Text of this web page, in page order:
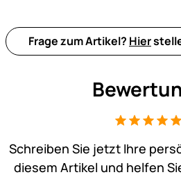
Frage zum Artikel? Hier
Bewertung:
1 Bewertung
Schreiben Sie jetzt Ihre
diesem Artikel und helfen